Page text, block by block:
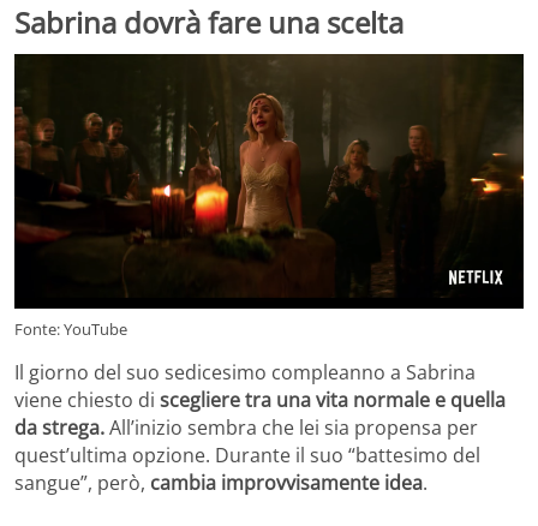
Sabrina dovrà fare una scelta
Fonte: YouTube
Il giorno del suo sedicesimo compleanno a Sabrina
viene chiesto di scegliere tra una vita normale e quella
da strega.All’inizio sembra che lei sia propensa per
quest’ultima opzione. Durante il suo “battesimo del
sangue”, però, cambia improvvisamente idea.